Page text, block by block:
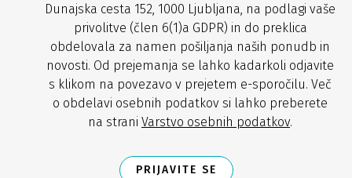
Dunajska cesta 152, 1000 Ljubljana, na podlagi vaše
privolitve (člen 6(1)a GDPR) in do preklica
obdelovala za namen pošiljanja naših ponudb in
novosti. Od prejemanja se lahko kadarkoli odjavite
s klikom na povezavo v prejetem e-sporočilu. Več
o obdelavi osebnih podatkov si lahko preberete
na strani Varstvo osebnih podatkov.
PRIJAVITE SE